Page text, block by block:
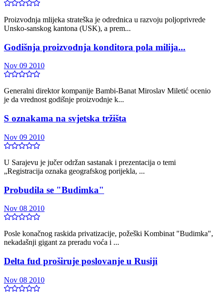
Proizvodnja mlijeka strateška je odrednica u razvoju poljoprivrede
Unsko-sanskog kantona (USK), a prem...
Godišnja proizvodnja konditora pola milija...
Nov 09 2010
Generalni direktor kompanije Bambi-Banat Miroslav Miletić ocenio
je da vrednost godišnje proizvodnje k...
S oznakama na svjetska tržišta
Nov 09 2010
U Sarajevu je jučer održan sastanak i prezentacija o temi
„Registracija oznaka geografskog porijekla, ...
Probudila se "Budimka"
Nov 08 2010
Posle konačnog raskida privatizacije, požeški Kombinat "Budimka",
nekadašnji gigant za preradu voća i ...
Delta fud proširuje poslovanje u Rusiji
Nov 08 2010